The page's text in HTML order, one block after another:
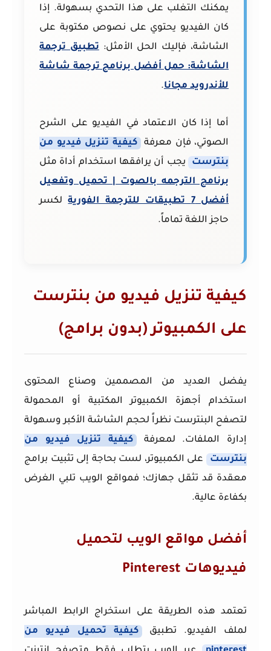
يمكنك التغلب على هذا التحدي بسهولة. إذا
كان الفيديو يحتوي على نصوص مكتوبة على
الشاشة، فإليك الحل الأمثل:تطبيق ترجمة
الشاشة: حمل أفضل برنامج ترجمة شاشة
للأندرويد مجانا.
أما إذا كان الاعتماد في الفيديو على الشرح
الصوتي، فإن معرفة
كيفية تنزيل فيديو من
بنترست
يجب أن يرافقها استخدام أداة مثل
برنامج الترجمه بالصوت | تحميل وتفعيل
أفضل 7 تطبيقات للترجمة الفورية
لكسر
حاجز اللغة تماماً.
كيفية تنزيل فيديو من بنترست
على الكمبيوتر (بدون برامج)
يفضل العديد من المصممين وصناع المحتوى
استخدام أجهزة الكمبيوتر المكتبية أو المحمولة
لتصفح البنترست نظراً لحجم الشاشة الأكبر وسهولة
إدارة الملفات. لمعرفة
كيفية تنزيل فيديو من
بنترست
على الكمبيوتر، لست بحاجة إلى تثبيت برامج
معقدة قد تثقل جهازك؛ فمواقع الويب تلبي الغرض
بكفاءة عالية.
أفضل مواقع الويب لتحميل
فيديوهات Pinterest
تعتمد هذه الطريقة على استخراج الرابط المباشر
لملف الفيديو. تطبيق
كيفية تحميل فيديو من